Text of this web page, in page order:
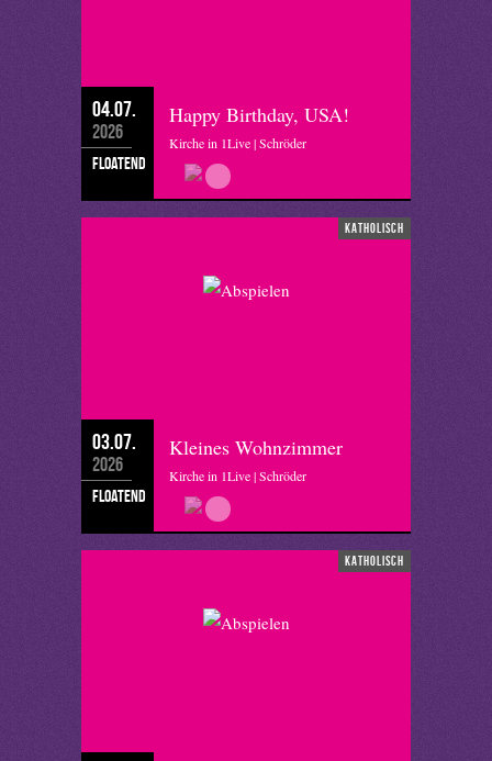
04.07.
2026
floatend
Happy Birthday, USA!
Kirche in 1Live | Schröder
katholisch
03.07.
2026
floatend
Kleines Wohnzimmer
Kirche in 1Live | Schröder
katholisch